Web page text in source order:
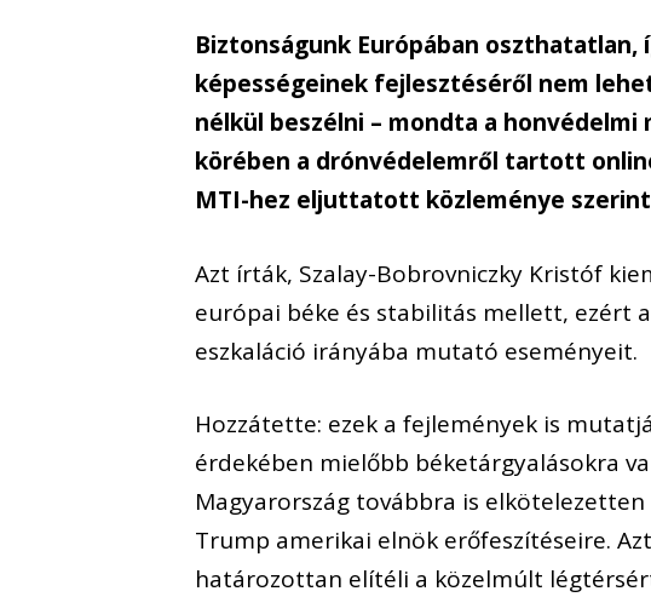
Biztonságunk Európában
képességeinek fejlesztéséről nem
nélkül beszélni – mondta a
körében a drónvédelemről tartott
MTI-hez eljuttatott közleménye
Azt írták, Szalay-Bobrovniczky Kristóf
európai béke és stabilitás mellett, ezért
eszkaláció irányába mutató eseményeit.
Hozzátette: ezek a fejlemények is
érdekében mielőbb béketárgyalásokra
Magyarország továbbra is
Trump amerikai elnök erőfeszítéseire.
határozottan elítéli a közelmúlt